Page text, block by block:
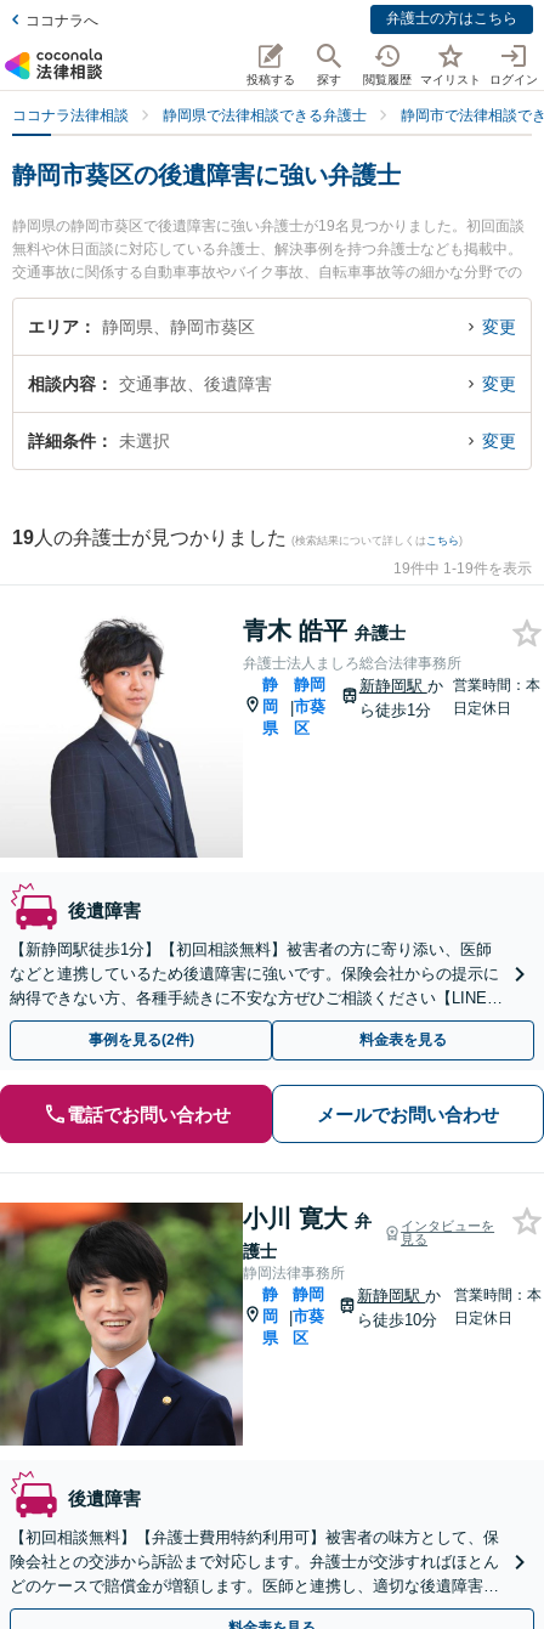
ココナラへ 弁護士の方はこちら
投稿する 探す 閲覧履歴 マイリスト ログイン
ココナラ法律相談 静岡県で法律相談できる弁護士 静岡市で法律相談で
静岡市葵区の後遺障害に強い弁護士
静岡県の静岡市葵区で後遺障害に強い弁護士が19名見つかりました。初回面談
無料や休日面談に対応している弁護士、解決事例を持つ弁護士なども掲載中。
交通事故に関係する自動車事故やバイク事故、自転車事故等の細かな分野での
絞り込み検索もでき便利です。特に弁護士法人ましろ総合法律事務所の青木 皓
平弁護士や静岡法律事務所の小川 寛大弁護士、東京スタートアップ法律事務所
すぐに弁護士に相談したい』『後遺障害のトラブル解決の実績豊富な近くの弁
護士を検索したい』『初回相談無料で後遺障害を法律相談できる静岡市葵区内
の弁護士に相談予約したい』などでお困りの相談者さんにおすすめです。
エリア 静岡県、静岡市葵区 変更
相談内容 交通事故、後遺障害 変更
詳細条件 未選択 変更
19 人の弁護士が見つかりました (検索結果について詳しくは こちら)
19件中 1-19件を表示
青木 皓平 弁護士
弁護士法人ましろ総合法律事務所
静
岡
県
|
静岡
市葵
区
新静岡駅 か
ら徒歩1分
営業時間：本
日定休日
後遺障害
【新静岡駅徒歩1分】【初回相談無料】被害者の方に寄り添い、医師
などと連携しているため後遺障害に強いです。保険会社からの提示に
納得できない方、各種手続きに不安な方ぜひご相談ください【LINE対
応可】
事例を見る(2件) 料金表を見る
電話でお問い合わせ メールでお問い合わせ
小川 寛大 弁
護士
インタビューを
見る
静岡法律事務所
静
岡
県
|
静岡
市葵
区
新静岡駅か
ら徒歩10分
営業時間：本
日定休日
後遺障害
【初回相談無料】【弁護士費用特約利用可】被害者の味方として、保
険会社との交渉から訴訟まで対応します。弁護士が交渉すればほとん
どのケースで賠償金が増額します。医師と連携し、適切な後遺障害等
級認定のサポートも可能【休日夜間相談可】